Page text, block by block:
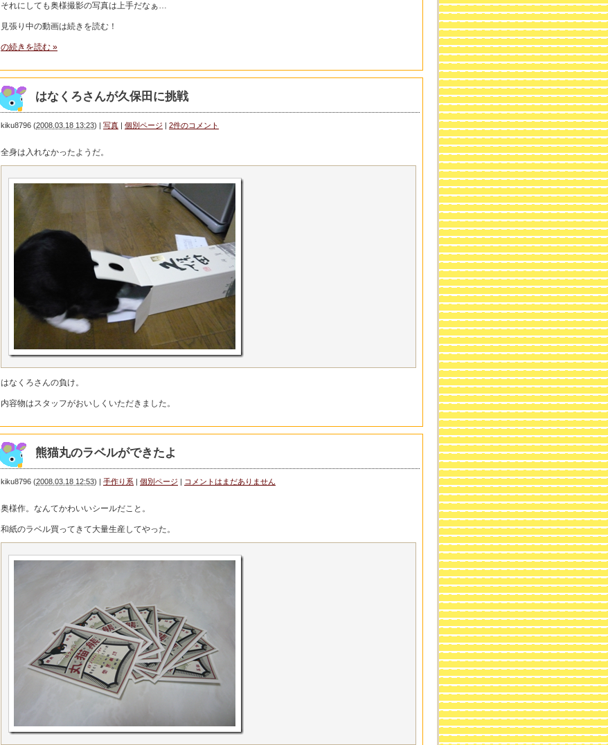
それにしても奥様撮影の写真は上手だなぁ…
見張り中の動画は続きを読む！
の続きを読む »
はなくろさんが久保田に挑戦
kiku8796 (2008.03.18 13:23) | 写真 | 個別ページ | 2件のコメント
全身は入れなかったようだ。
はなくろさんの負け。
内容物はスタッフがおいしくいただきました。
熊猫丸のラベルができたよ
kiku8796 (2008.03.18 12:53) | 手作り系 | 個別ページ | コメントはまだありません
奥様作。なんてかわいいシールだこと。
和紙のラベル買ってきて大量生産してやった。